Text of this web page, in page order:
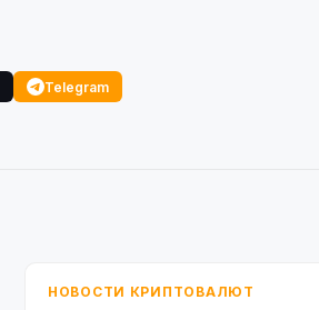
Telegram
НОВОСТИ КРИПТОВАЛЮТ